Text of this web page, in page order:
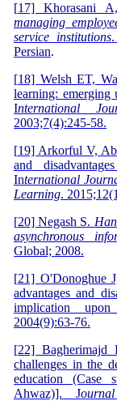
[17] Khorasani
managing
service institutions
Persian.
[18] Welsh ET,
learning: emerging
International
2003;7(4):245-58.
[19] Arkorful V,
and
International
Learning.
[20] Negash S.
asynchronous
Global; 2008.
[21] O'Donoghue
advantages and
implication
2004(9):63-76.
[22] Bagherimajd
challenges in the
education (Case
Ahwaz)]. J